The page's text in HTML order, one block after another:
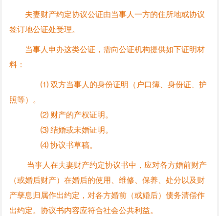
夫妻财产约定协议公证由当事人一方的住所地或协议
签订地公证处受理。
当事人申办这类公证，需向公证机构提供如下证明材
料：
⑴ 双方当事人的身份证明（户口簿、身份证、护
照等）。
⑵ 财产的产权证明。
⑶ 结婚或未婚证明。
⑷ 协议书草稿。
当事人在夫妻财产约定协议书中，应对各方婚前财产
（或婚后财产）在婚后的使用、维修、保养、处分以及财
产孳息归属作出约定，对各方婚前（或婚后）债务清偿作
出约定。协议书内容应符合社会公共利益。